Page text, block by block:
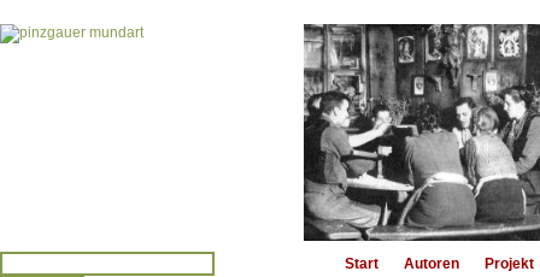
Start Autoren Projekt